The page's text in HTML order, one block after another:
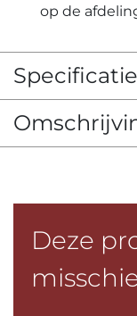
op de
Deze